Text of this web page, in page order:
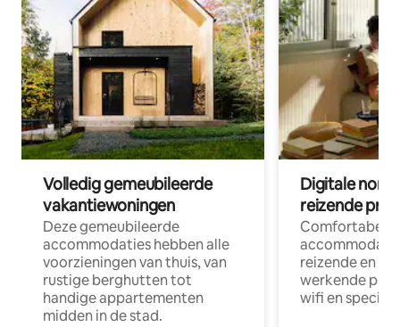
Volledig gemeubileerde
vakantiewoningen
Deze gemeubileerde
accommodaties hebben alle
voorzieningen van thuis, van
rustige berghutten tot
handige appartementen
midden in de stad.
Digitale
reizende
Comfortabele
reizende en
werkende
wifi en